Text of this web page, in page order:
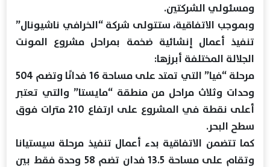
ومسئولي الشركتين.
وبموجب الاتفاقية، ستتولى شركة “الخرافي ناشيونال”
تنفيذ أعمال إنشائية ضخمة بمراحل مشروع المونت
الجلالة المختلفة أبرزها:
مرحلة “فيا” التي تمتد على مساحة 16 فدانًا وتضم 504
وحدات وثلاث مراحل من منطقة “مايستا” والتي تعتبر
أعلى نقطة في المشروع على ارتفاع 210 مترات فوق
سطح البحر.
كما تتضمن الاتفاقية بدء أعمال تنفيذ مرحلة سيستيانا
وتقام على مساحة 13.5 فدان تضم 58 وحدة فقط بين